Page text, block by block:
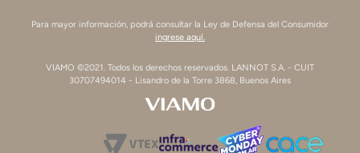
Para mayor información, podrá consultar la Ley de Defensa del Consumidor
ingrese aquí.
VIAMO ©2021. Todos los derechos reservados. LANNOT S.A. - CUIT
30707494014 - Lisandro de la Torre 3868, Buenos Aires